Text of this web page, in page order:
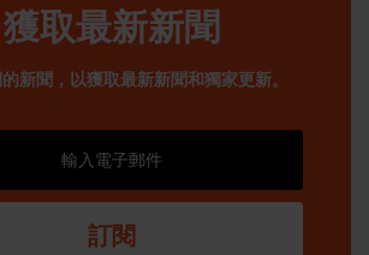
獲取最新新聞
新聞，以獲取最新新聞和獨家更新。
訂閱